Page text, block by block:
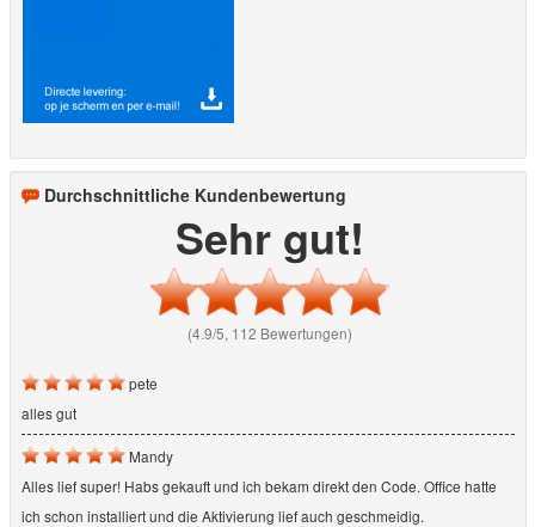
Durchschnittliche Kundenbewertung
Sehr gut!
(4.9/5, 112 Bewertungen)
pete
alles gut
Mandy
Alles lief super! Habs gekauft und ich bekam direkt den Code. Office hatte
ich schon installiert und die Aktivierung lief auch geschmeidig.